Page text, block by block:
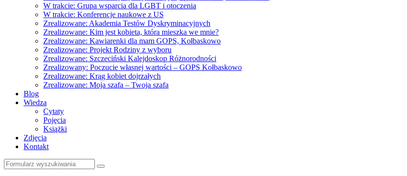
W trakcie: Grupa wsparcia dla LGBT i otoczenia
W trakcie: Konferencje naukowe z US
Zrealizowane: Akademia Testów Dyskryminacyjnych
Zrealizowane: Kim jest kobieta, która mieszka we mnie?
Zrealizowane: Kawiarenki dla mam GOPS, Kołbaskowo
Zrealizowane: Projekt Rodziny z wyboru
Zrealizowane: Szczeciński Kalejdoskop Różnorodności
Zrealizowany: Poczucie własnej wartości – GOPS Kołbaskowo
Zrealizowane: Krąg kobiet dojrzałych
Zrealizowane: Moja szafa – Twoja szafa
Blog
Wiedza
Cytaty
Pojęcia
Książki
Zdjęcia
Kontakt
Szukaj